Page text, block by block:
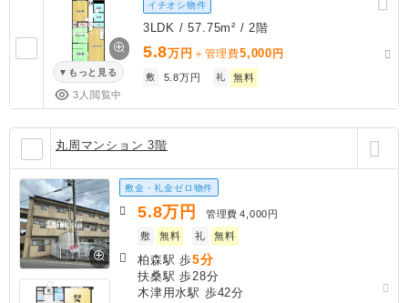
もっと見る
3人閲覧中
イチオシ物件
3LDK / 57.75m² / 2階
5.8万円 ＋管理費5,000 円
敷 5.8万円 礼 無料
丸周マンション 3階
敷金・礼金ゼロ物件
5.8万円 管理費 4,000円
敷
無料 礼 無料
柏森駅 歩5分
扶桑駅 歩28分
木津用水駅 歩42分